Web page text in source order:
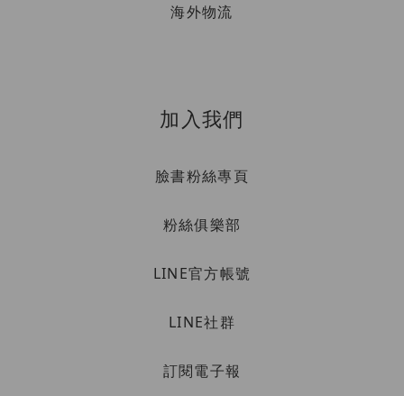
海外物流
加入我們
臉書粉絲專頁
粉絲俱樂部
LINE官方帳號
LINE社群
訂閱電子報